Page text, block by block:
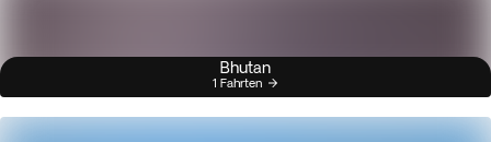
Bhutan
1 Fahrten